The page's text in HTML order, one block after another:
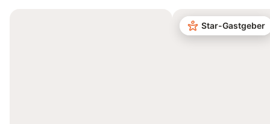
Star-Gastgeber